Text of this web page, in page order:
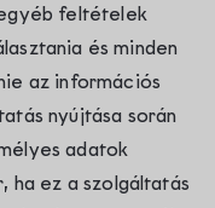
feltételek
és minden
az információs
nyújtása során
adatok
ha ez a szolgáltatás